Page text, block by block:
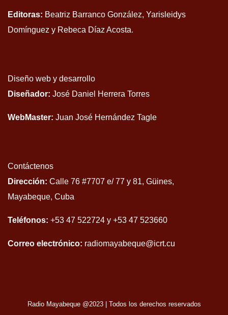
Editoras: Beatriz Barranco González, Yarisleidys
Domínguez y Rebeca Díaz Acosta.
Diseño web y desarrollo
Diseñador: José Daniel Herrera Torres
WebMaster: Juan José Hernández Tagle
Contáctenos
Dirección: Calle 76 #7707 e/ 77 y 81, Güines,
Mayabeque, Cuba
Teléfonos: +53 47 522724 y +53 47 523660
Correo electrónico: radiomayabeque@icrt.cu
Radio Mayabeque @2023 Todos los derechos reservados